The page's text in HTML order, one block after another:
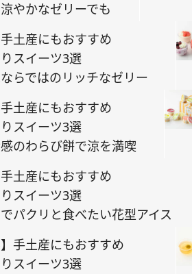
やかなゼリーでも
手土産にもおすすめ
スイーツ3選
らではのリッチなゼリー
手土産にもおすすめ
スイーツ3選
のわらび餅で涼を満喫
手土産にもおすすめ
スイーツ3選
パクリと食べたい花型アイス
】手土産にもおすすめ
スイーツ3選